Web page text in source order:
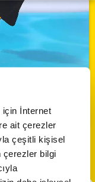
İnternet
ait çerezler
çeşitli kişisel
çerezler bilgi
Ol